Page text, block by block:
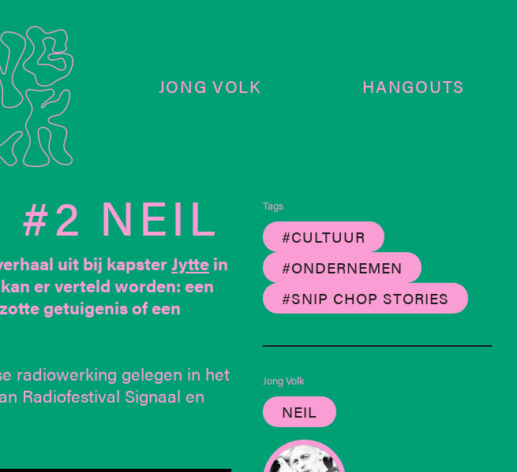
JONG VOLK HANGOUTS
#2 NEIL
uit bij kapsterJyttein
er verteld worden: een
getuigenis of een
radiowerking gelegen in het
Radiofestival Signaal en
Tags
#CULTUUR
#ONDERNEMEN
#SNIP CHOP STORIES
Jong Volk
NEIL